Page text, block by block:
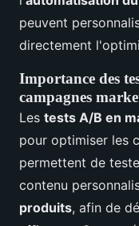
peuvent
directement
Importance des
campagnes
Les tests A/B en
pour optimiser les
permettent de
contenu
produits, afin de